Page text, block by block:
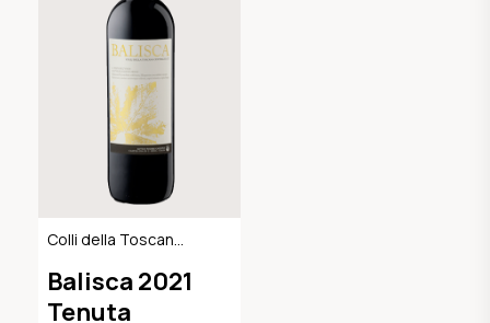
Colli della Toscana
Balisca 2021
Tenuta